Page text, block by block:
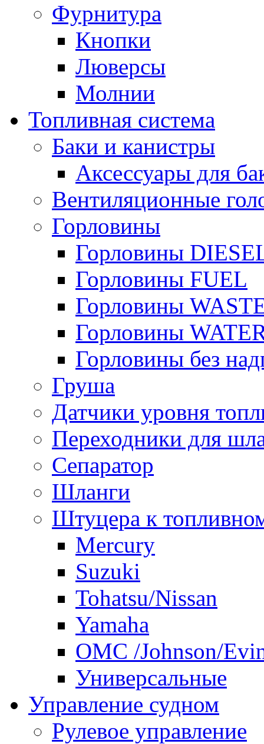
Фурнитура
Кнопки
Люверсы
Молнии
Топливная система
Баки и канистры
Аксессуары для
Вентиляционные
Горловины
Горловины
Горловины FUEL
Горловины
Горловины
Горловины без
Груша
Датчики уровня
Переходники для
Сепаратор
Шланги
Штуцера к
Mercury
Suzuki
Tohatsu/Nissan
Yamaha
ОМС /Johnson/
Универсальные
Управление судном
Рулевое управление